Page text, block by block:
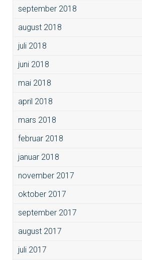
september 2018
august 2018
juli 2018
juni 2018
mai 2018
april 2018
mars 2018
februar 2018
januar 2018
november 2017
oktober 2017
september 2017
august 2017
juli 2017